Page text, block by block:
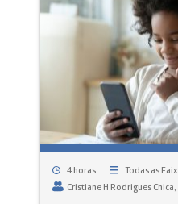
4 horas
Todas as
Cristiane H Rodrigues Chica